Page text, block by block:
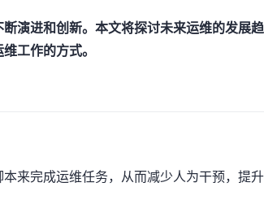
演进和创新。本文将探讨未来运维的发展
工作的方式。
来完成运维任务，从而减少人为干预，提升